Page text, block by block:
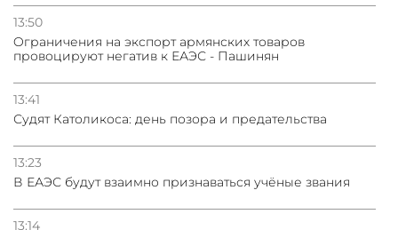
13:50
Oграничения на экспорт армянских товаров
провоцируют негатив к ЕАЭС - Пашинян
13:41
Судят Католикоса: день позора и предательства
13:23
В ЕАЭС будут взаимно признаваться учёные звания
13:14